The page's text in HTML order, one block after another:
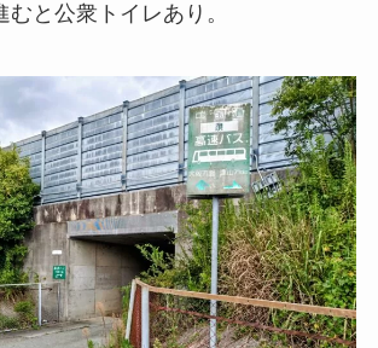
と公衆トイレあり。